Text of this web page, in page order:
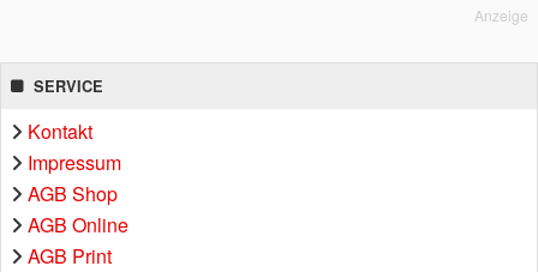
Anzeige
SERVICE
Kontakt
Impressum
AGB Shop
AGB Online
AGB Print